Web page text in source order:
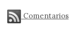
Comentarios